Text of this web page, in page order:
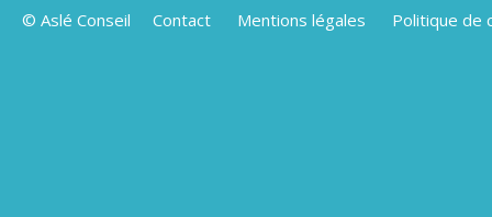
© Aslé Conseil Contact Mentions légales Politique de